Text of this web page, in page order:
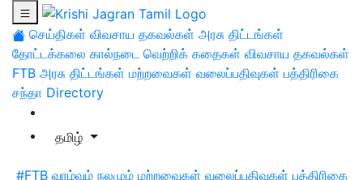
செய்திகள் விவசாய தகவல்கள் அரசு திட்டங்கள்
தோட்டக்கலை கால்நடை வெற்றிக் கதைகள் விவசாய தகவல்கள்
FTB அரசு திட்டங்கள் மற்றவைகள் வலைப்பதிவுகள் பத்திரிகை
சந்தா Directory
தமிழ்
#FTB வாழ்வும் நலமும் மற்றவைகள் வலைப்பதிவுகள் பத்திரிகை